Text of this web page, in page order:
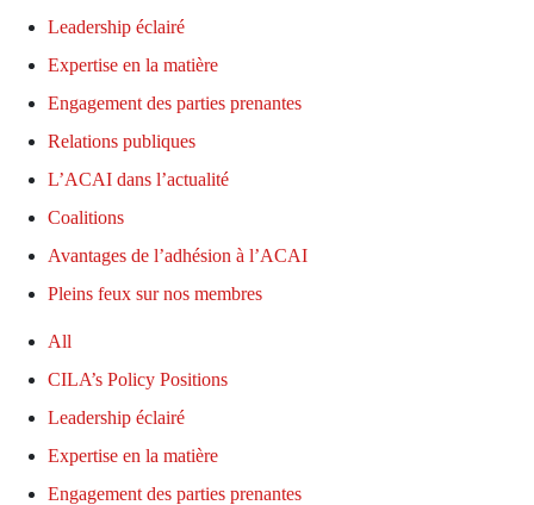
Leadership éclairé
Expertise en la matière
Engagement des parties prenantes
Relations publiques
L’ACAI dans l’actualité
Coalitions
Avantages de l’adhésion à l’ACAI
Pleins feux sur nos membres
All
CILA’s Policy Positions
Leadership éclairé
Expertise en la matière
Engagement des parties prenantes